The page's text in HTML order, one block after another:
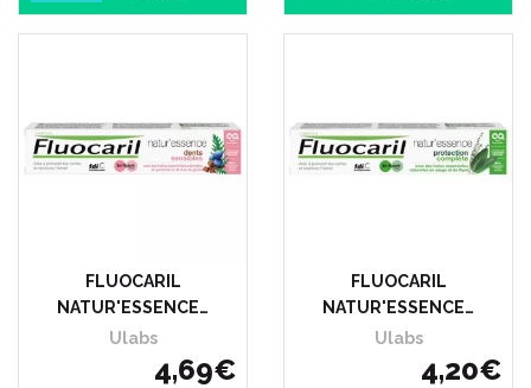
FLUOCARIL
NATUR'ESSENCE…
Ulabs
4,69€
FLUOCARIL
NATUR'ESSENCE…
Ulabs
4,20€